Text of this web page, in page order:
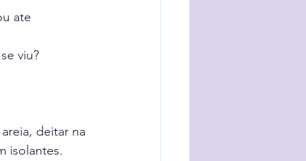
ate
viu?
deitar na
isolantes.